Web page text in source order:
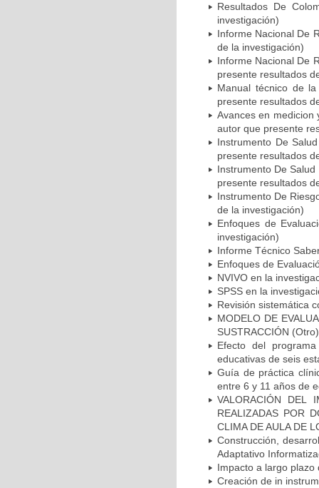
Resultados De
investigación)
Informe Nacional De
de la investigación)
Informe Nacional De
presente resultados
Manual técnico de
presente resultados
Avances en medicion
autor que presente
Instrumento De
presente resultados
Instrumento De
presente resultados
Instrumento De
de la investigación)
Enfoques de
investigación)
Informe Técnico
Enfoques de
NVIVO en la
SPSS en la
Revisión sistemática
MODELO DE
SUSTRACCIÓN (Otro)
Efecto del
educativas de seis
Guía de práctica
entre 6 y 11 años de
VALORACIÓN DEL
REALIZADAS POR
CLIMA DE AULA DE
Construcción,
Adaptativo
Impacto a largo plazo
Creación de in